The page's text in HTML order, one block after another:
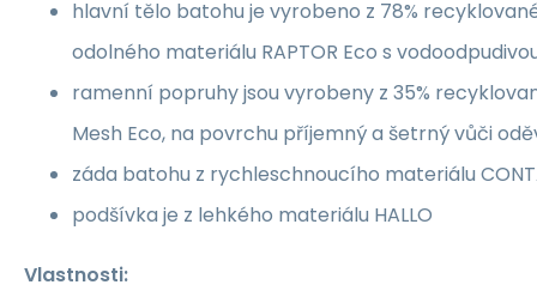
hlavní tělo batohu je vyrobeno z 78%
odolného materiálu RAPTOR Eco s
ramenní popruhy jsou vyrobeny z 35%
Mesh Eco, na povrchu příjemný a šetrný vůči
záda batohu z rychleschnoucího materiálu
podšívka je z lehkého materiálu HALLO
Vlastnosti: